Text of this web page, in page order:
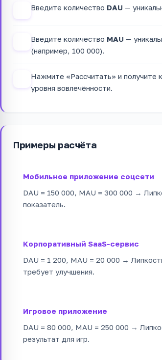
Введите количество DAU —
Введите количество MAU —
(например, 100 000).
Нажмите «Рассчитать» и получите
уровня вовлечённости.
Примеры расчёта
Мобильное приложение соцсети
DAU = 150 000, MAU = 300 000 →
показатель.
Корпоративный SaaS-сервис
DAU = 1 200, MAU = 20 000 →
требует улучшения.
Игровое приложение
DAU = 80 000, MAU = 250 000 →
результат для игр.